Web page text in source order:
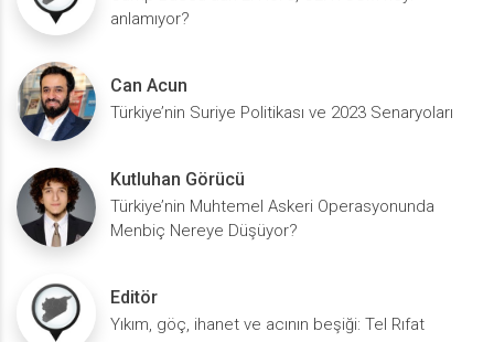
https://twitter.com/ObaidaHitto/status/1388937941679026186 [5]
الإدارة-ال/ [7]
https://twitter.com/abdullahawez/status/1388908813076549635
[8] https://xeber24.org/archives/319629 [9]
https://twitter.com/OmerOzkizilcik/status/1388932387447480322
[11] https://aljanad.net/حوت-التجارة-العابرة-للحدود-الإدارة-ال/ [12]
https://aramme.com/hashtag/17833/ابو-دلو
tarafından müzakerelerde istenmeyen isim olmuştur. Emre
Güngör
Sayfa 30. [2] https://anarcho-copy.org/free/demokratik-ozerklik-
ve-yerinden-yonetim.pdf Sayfa 105. [3] https://anarcho-
copy.org/free/demokratik-ozerklik-ve-yerinden-yonetim.pdf Sayfa
105. [4] https://anarcho-copy.org/free/demokratik-ozerklik-ve-
yerinden-yonetim.pdf [5] https://aldarxelil.com/?page_id=586 [6]
https://www.ft.com/content/555a8194-59eb-11e4-9787-
00144feab7de [7] https://aldarxelil.com/?page_id=586 [8]
https://aldarxelil.com/?page_id=586 [9] Fehmi taştekin, Rojava
https://www.voanews.com/middle-east/us-envoys-trip-kobani-
sparks-tension-between-us-and-turkey
anlamıyor?
Can Acun
Türkiye’nin Suriye Politikası ve 2023 Senaryoları
Kutluhan Görücü
Türkiye’nin Muhtemel Askeri Operasyonunda
Menbiç Nereye Düşüyor?
Editör
Yıkım, göç, ihanet ve acının beşiği: Tel Rıfat